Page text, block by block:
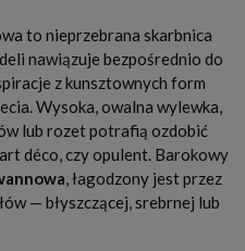
to nieprzebrana skarbnica
nawiązuje bezpośrednio do
z kunsztownych form
Wysoka, owalna wylewka,
lub rozet potrafią ozdobić
déco, czy opulent. Barokowy
, łagodzony jest przez
— błyszczącej, srebrnej lub